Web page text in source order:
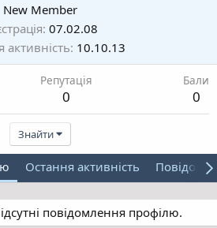
New Member
07.02.08
активність 10.10.13
Репутація
0
Бали
0
Знайти
Остання активність
повідомлення профілю.